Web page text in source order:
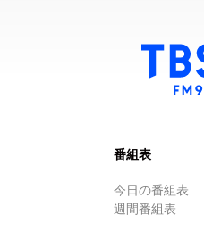
番組表
今日の番組表
週間番組表